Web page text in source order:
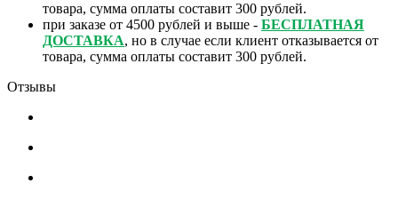
товара, сумма оплаты составит 300 рублей.
при заказе от 4500 рублей и выше - БЕСПЛАТНАЯ
ДОСТАВКА, но в случае если клиент отказывается от
товара, сумма оплаты составит 300 рублей.
Отзывы